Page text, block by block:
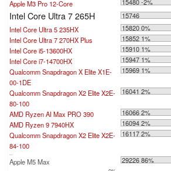
Apple M3 Pro 12-Core
15480 -2%
Intel Core Ultra 7 265H
15746
Intel Core Ultra 5 235HX
15820 0%
Intel Core Ultra 7 270HX Plus
15852 1%
Intel Core i5-13600HX
15910 1%
Intel Core i7-14700HX
15947 1%
Qualcomm Snapdragon X Elite X1E-
00-1DE
15969 1%
Qualcomm Snapdragon X2 Elite X2E-
80-100
16041 2%
AMD Ryzen AI Max PRO 390
16066 2%
AMD Ryzen 9 7940HX
16094 2%
Qualcomm Snapdragon X2 Elite X2E-
84-100
16117 2%
...
Apple M5 Max 29226 86%